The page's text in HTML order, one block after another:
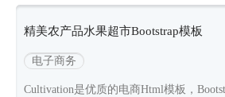
精美农产品水果超市Bootstrap模板
电子商务
Cultivation是优质的电商Html模板，